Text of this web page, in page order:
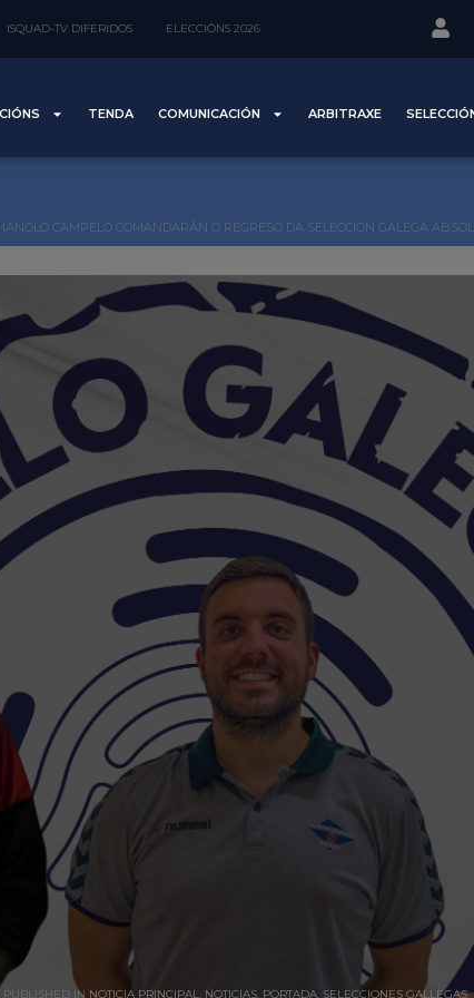
ISQUAD-TV DIFERIDOS ELECCIÓNS 2026
TENDA COMUNICACIÓN ARBITRAXE
CAMPELO COMANDARÁN O REGRESO DA SELECCIÓN GALEGA
PUBLISHED IN NOTICIA PRINCIPAL, NOTICIAS, PORTADA, SELECCIONES GALLEGAS